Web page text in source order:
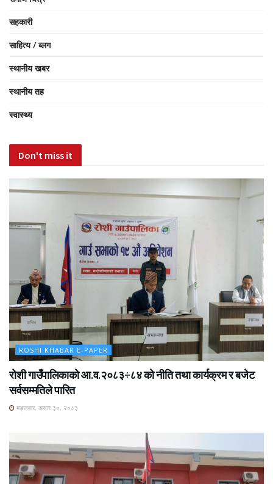
सहकारी
साहित्य / ब्लग
स्थानीय खबर
स्थानीय तह
स्वास्थ्य
Don't miss it
ROSHI KHABAR E-PAPER
रोशी गाउँपालिकाको आ.व.२०८३÷८४ को नीति तथा कार्यक्रम र बजेट
सर्वसम्मतिले पारित
मङ्लबार, असार ३०, २०८३